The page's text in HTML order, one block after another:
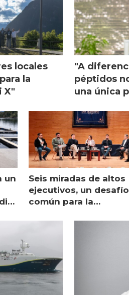
locales
la
X"
"A
péptidos
una única
un
Seis miradas de altos
ejecutivos, un desafío
común para la